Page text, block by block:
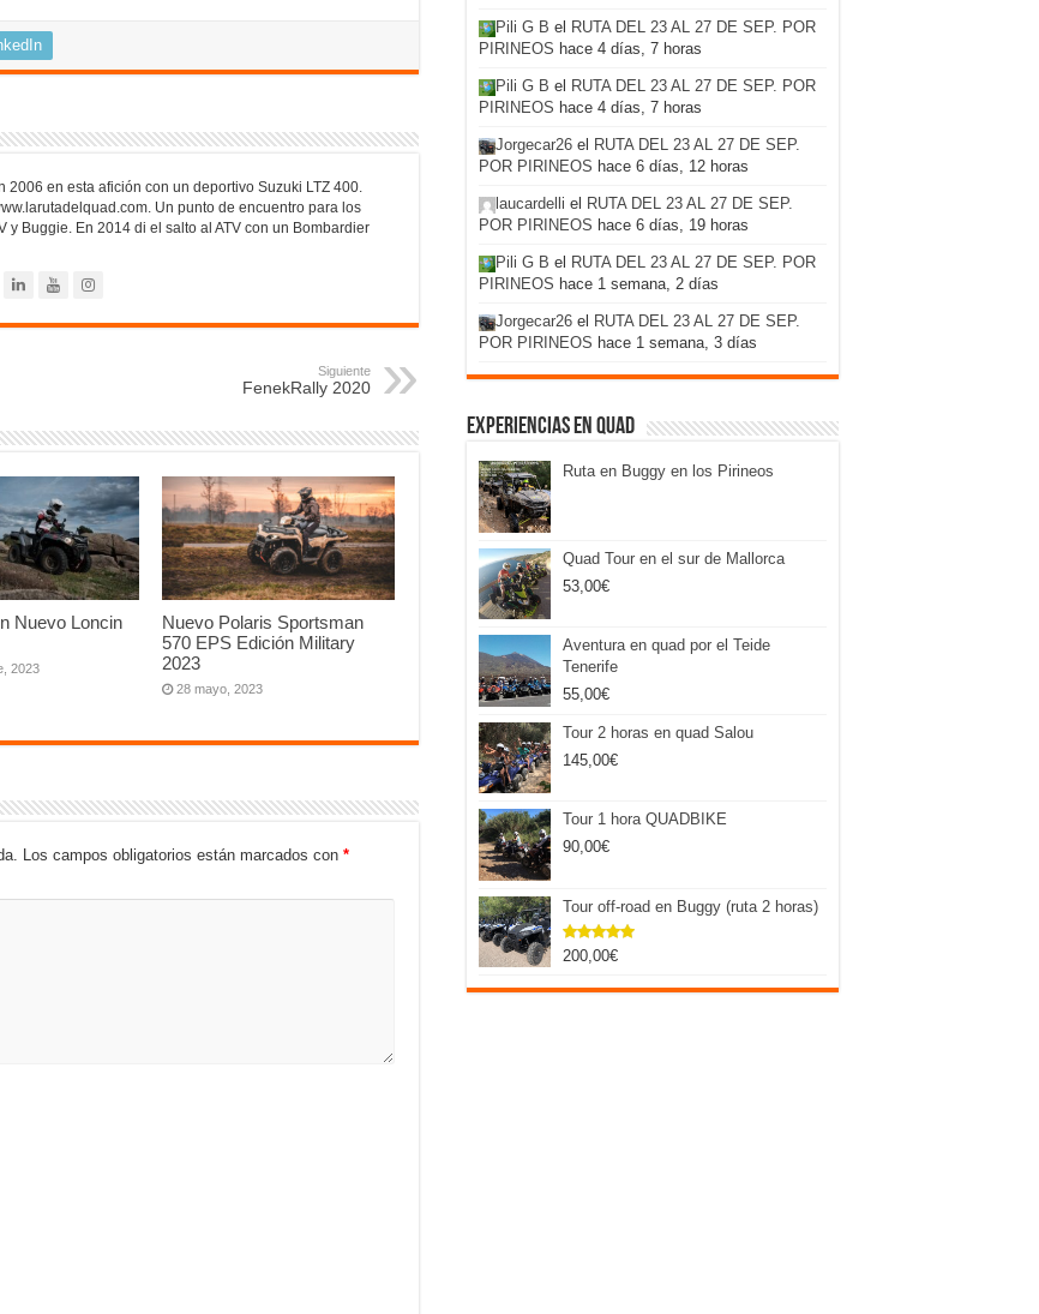
2006 en esta afición con un deportivo Suzuki LTZ 400.
Un punto de encuentro para los
y Buggie. En 2014 di el salto al ATV con un Bombardier
Siguiente
FenekRally 2020
Nuevo Loncin
2023
Nuevo Polaris Sportsman
570 EPS Edición Military
2023
28 mayo, 2023
Los campos obligatorios están marcados con *
Pili G B el RUTA DEL 23 AL 27 DE SEP. POR
PIRINEOS hace 4 días, 7 horas
Pili G B el RUTA DEL 23 AL 27 DE SEP. POR
PIRINEOS hace 4 días, 7 horas
Jorgecar26 el RUTA DEL 23 AL 27 DE SEP.
POR PIRINEOS hace 6 días, 12 horas
laucardelli el RUTA DEL 23 AL 27 DE SEP.
POR PIRINEOS hace 6 días, 19 horas
Pili G B el RUTA DEL 23 AL 27 DE SEP. POR
PIRINEOS hace 1 semana, 2 días
Jorgecar26 el RUTA DEL 23 AL 27 DE SEP.
POR PIRINEOS hace 1 semana, 3 días
Experiencias en Quad
Ruta en Buggy en los Pirineos
Quad Tour en el sur de Mallorca
53,00€
Aventura en quad por el Teide
Tenerife
55,00€
Tour 2 horas en quad Salou
145,00€
Tour 1 hora QUADBIKE
90,00€
Tour off-road en Buggy (ruta 2 horas)
Valorado
de 5
200,00€